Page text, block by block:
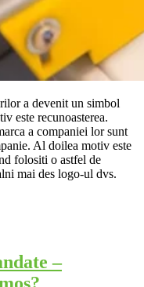
a devenit un simbol
este recunoasterea.
a companiei lor sunt
Al doilea motiv este
folositi o astfel de
mai des logo-ul dvs.
–